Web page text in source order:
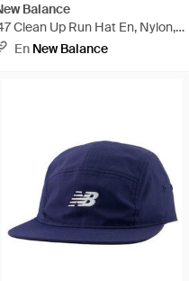
Balance
Clean Up Run Hat En, Nylon,
- Gris
En New Balance